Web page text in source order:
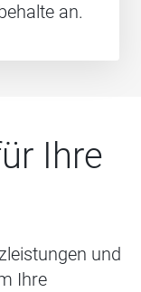
an.
Ihre
und
Ihre